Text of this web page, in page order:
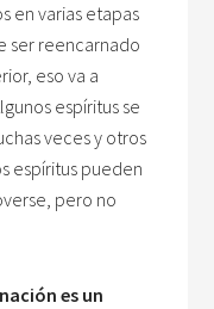
en varias etapas
ser reencarnado
eso va a
espíritus se
veces y otros
espíritus pueden
pero no
es un